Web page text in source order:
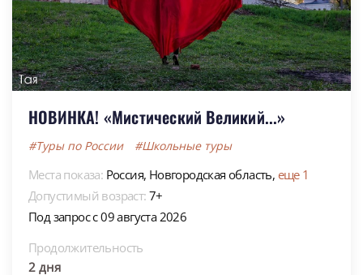
НОВИНКА! «Мистический Великий...»
#Туры по России #Школьные туры
Места показа: Россия, Новгородская область, еще 1
Допустимый возраст: 7+
Под запрос с 09 августа 2026
Продолжительность
2 дня